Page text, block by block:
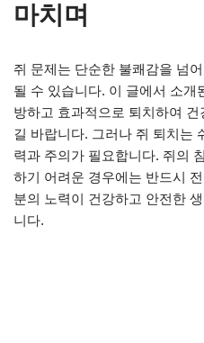
마치며
쥐 문제는 단순한 불쾌감을 넘
될 수 있습니다. 이 글에서 소개
방하고 효과적으로 퇴치하여
길 바랍니다. 그러나 쥐 퇴치는
력과 주의가 필요합니다. 쥐의
하기 어려운 경우에는 반드시
분의 노력이 건강하고 안전한
니다.